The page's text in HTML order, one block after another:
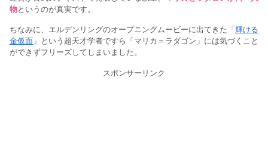
物というのが真実です。
ちなみに、エルデンリングのオープニングムービーに出てきた「 輝ける
金仮面 」という超天才学者ですら「マリカ＝ラダゴン」には気づくこと
ができずフリーズしてしまいました。
スポンサーリンク